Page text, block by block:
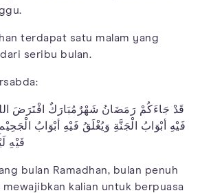
terdapat satu malam yang
seribu bulan.
قَدْ جَاءَكُمْ رَمَضَانُ شَهْرٌمُبَارَكٌ افْتَرَضَ
فَيْهِ أبْوَابُ الْجَنَّةِ وَيُغْلَقُ فَيْهِ أبْوَابُ
فَيْهِ
bulan Ramadhan, bulan penuh
mewajibkan kalian untuk berpuasa